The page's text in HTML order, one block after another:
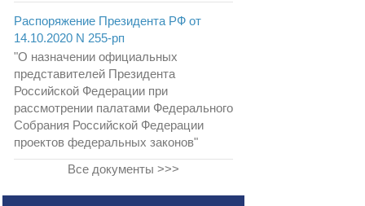
Распоряжение Президента РФ от
14.10.2020 N 255-рп
"О назначении официальных
представителей Президента
Российской Федерации при
рассмотрении палатами Федерального
Собрания Российской Федерации
проектов федеральных законов"
Все документы >>>